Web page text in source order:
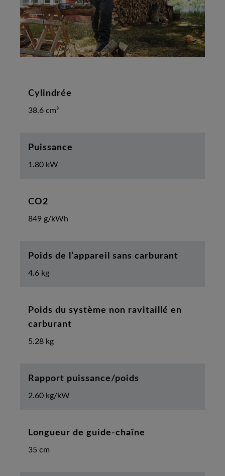
Cylindrée
38.6 cm³
Puissance
1.80 kW
CO2
849 g/kWh
Poids de l’appareil sans carburant
4.6 kg
Poids du système non ravitaillé en
carburant
5.28 kg
Rapport puissance/poids
2.60 kg/kW
Longueur de guide-chaîne
35 cm